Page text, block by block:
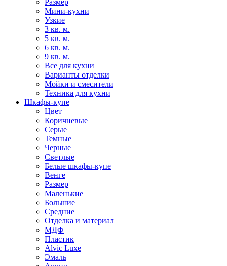
Размер
Мини-кухни
Узкие
3 кв. м.
5 кв. м.
6 кв. м.
9 кв. м.
Все для кухни
Варианты отделки
Мойки и смесители
Техника для кухни
Шкафы-купе
Цвет
Коричневые
Серые
Темные
Черные
Светлые
Белые шкафы-купе
Венге
Размер
Маленькие
Большие
Средние
Отделка и материал
МДФ
Пластик
Alvic Luxe
Эмаль